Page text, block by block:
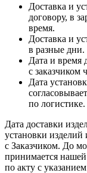
Доставка и
договору, в
время.
Доставка и
в разные дни.
Дата и время
с заказчиком
Дата
по логистике.
Дата доставки
установки изделий
с Заказчиком. До
принимается
по акту с